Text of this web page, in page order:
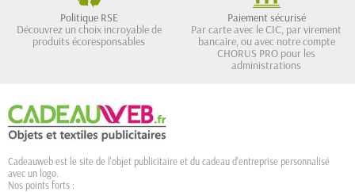
Politique RSE
Découvrez un choix incroyable de
produits écoresponsables
Paiement sécurisé
Par carte avec le CIC, par virement
bancaire, ou avec notre compte
CHORUS PRO pour les
administrations
Cadeauweb est le site de l'objet publicitaire et du cadeau d'entreprise personnalisé
avec un logo.
Nos points forts :